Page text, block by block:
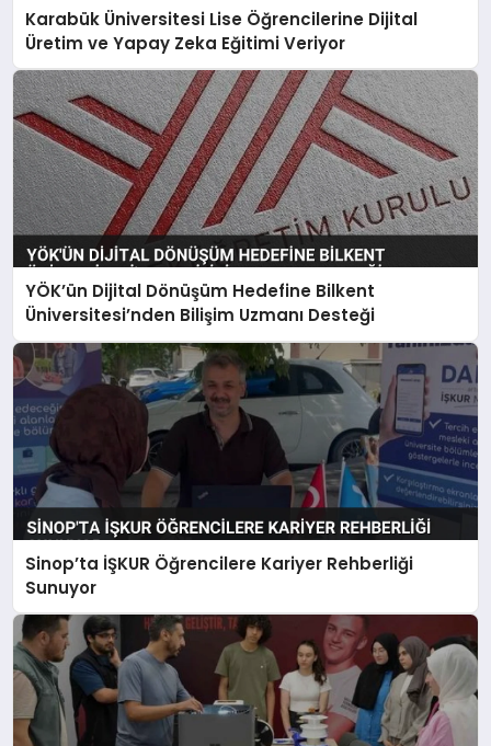
Karabük Üniversitesi Lise Öğrencilerine Dijital
Üretim ve Yapay Zeka Eğitimi Veriyor
YÖK’ün Dijital Dönüşüm Hedefine Bilkent
Üniversitesi’nden Bilişim Uzmanı Desteği
Sinop’ta İŞKUR Öğrencilere Kariyer Rehberliği
Sunuyor